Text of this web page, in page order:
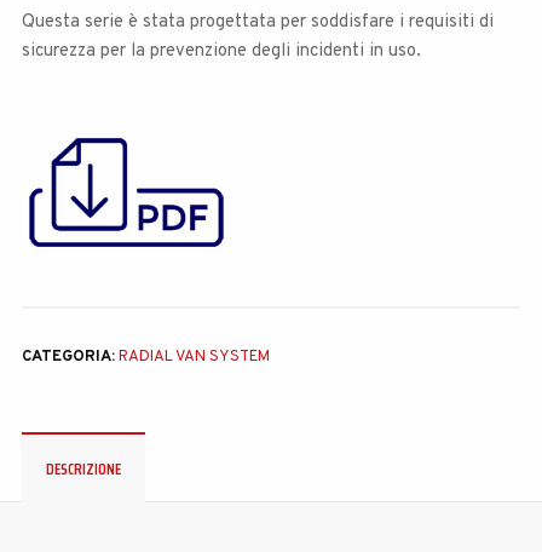
Questa serie è stata progettata per soddisfare i requisiti di
sicurezza per la prevenzione degli incidenti in uso.
CATEGORIA:RADIAL VAN SYSTEM
DESCRIZIONE